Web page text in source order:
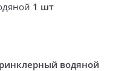
1 шт
водяной